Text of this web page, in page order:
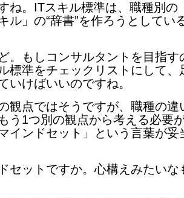
ね。ITスキル標準は、職種別の
ル」の“辞書”を作ろうとしてい
もしコンサルタントを目指す
標準をチェックリストにして、
いけばいいのですね。
観点ではそうですが、職種の違
う1つ別の観点から考える必要
インドセット」という言葉が妥
ットですか。心構えみたいな